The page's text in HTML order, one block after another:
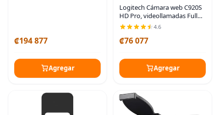
₡194 877
Agregar
Logitech Cámara web C920S
HD Pro, videollamadas Full
HD de 1080p/30fps, audio
estéreo claro, corrección de
luz, obturador de privacidad,
4.6
₡76 077
Agregar